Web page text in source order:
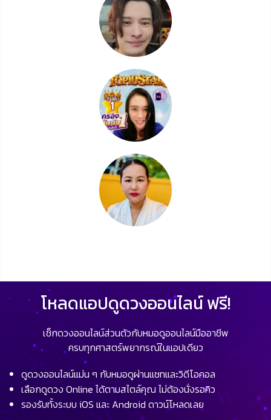
โหลดแอปดูดวงออนไลน์ ฟรี!
เช็กดวงออนไลน์ส่วนตัวกับหมอดูออนไลน์มืออาชีพ
ครบทุกศาสตร์พยากรณ์ในแอปเดียว
ดูดวงออนไลน์แม่น ๆ กับหมอดูผ่านแชทและวิดีโอคอล
เลือกดูดวง Online ได้ตามสไตล์คุณ ไม่ต้องนั่งรอคิว
รองรับทั้งระบบ iOS และ Android ดาวน์โหลดเลย